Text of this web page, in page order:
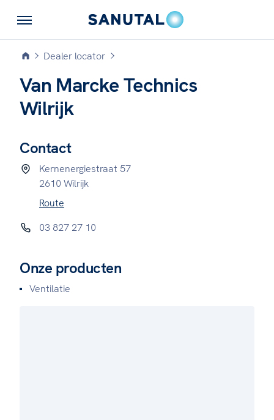
Dealer locator
Van Marcke Technics
Wilrijk
Contact
Kernenergiestraat 57
2610 Wilrijk
Route
03 827 27 10
Onze producten
Ventilatie